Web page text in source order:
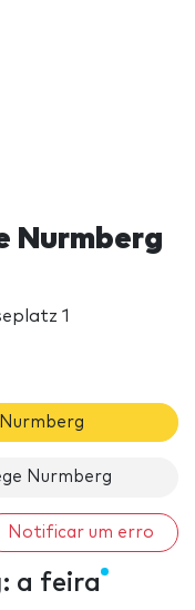
Nurmberg
1
Nurmberg
Notificar um erro
a feira